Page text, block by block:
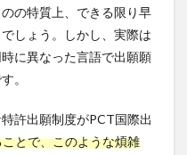
の特質上、できる限り早
しょう。しかし、実際は
に異なった言語で出願願
。
許出願制度がPCT国際出
とで、このような煩雑